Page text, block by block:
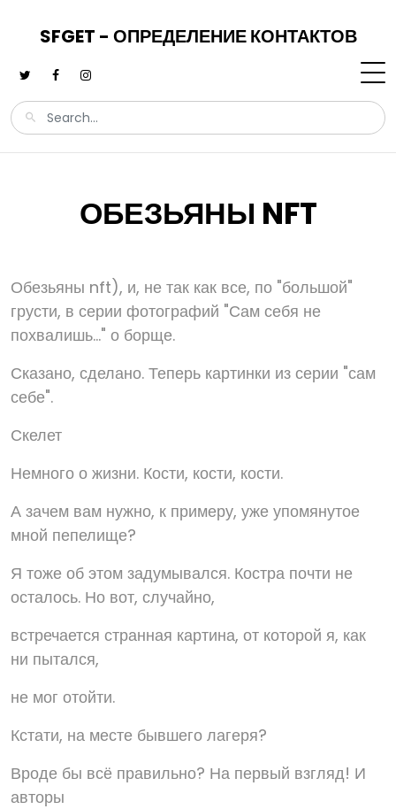
SFGET - ОПРЕДЕЛЕНИЕ КОНТАКТОВ
ОБЕЗЬЯНЫ NFT
Обезьяны nft), и, не так как все, по "большой"
грусти, в серии фотографий "Сам себя не
похвалишь..." о борще.
Сказано, сделано. Теперь картинки из серии "сам
себе".
Скелет
Немного о жизни. Кости, кости, кости.
А зачем вам нужно, к примеру, уже упомянутое
мной пепелище?
Я тоже об этом задумывался. Костра почти не
осталось. Но вот, случайно,
встречается странная картина, от которой я, как
ни пытался,
не мог отойти.
Кстати, на месте бывшего лагеря?
Вроде бы всё правильно? На первый взгляд! И
авторы